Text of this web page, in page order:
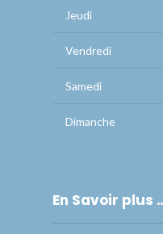
Jeudi
Vendredi
Samedi
Dimanche
En Savoir plus